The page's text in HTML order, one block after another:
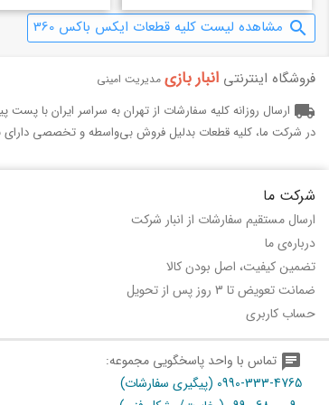
search مشاهده لیست کلیه قطعات ایکس باکس 360
فروشگاه اینترنتی انبار بازی‌ مدیریت امینی
local_shipping ارسال روزانه کلیه سفارشات از تهران به سراسر ایران با
در شرکت ما، کلیه قطعات بدلیل فروش بی‌واسطه و تخصصی دارای
شرکت ما
ارسال مستقیم سفارشات از انبار شرکت
درباره‌ی ما
تضمین کیفیت، اصل بودن کالا
ضمانت تعویض تا 3 روز پس از تحویل
حساب کاربری
chat تماس با واحد پاسخگویی مجموعه:
0990-333-4765 (پیگیری سفارشات)